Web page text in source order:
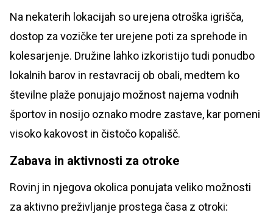
Na nekaterih lokacijah so urejena otroška igrišča,
dostop za vozičke ter urejene poti za sprehode in
kolesarjenje. Družine lahko izkoristijo tudi ponudbo
lokalnih barov in restavracij ob obali, medtem ko
številne plaže ponujajo možnost najema vodnih
športov in nosijo oznako modre zastave, kar pomeni
visoko kakovost in čistočo kopališč.
Zabava in aktivnosti za otroke
Rovinj in njegova okolica ponujata veliko možnosti
za aktivno preživljanje prostega časa z otroki: